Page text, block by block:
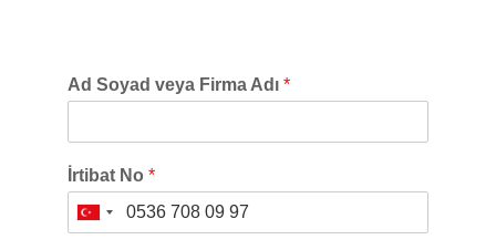
Ad Soyad veya Firma Adı *
İrtibat No *
Turkey